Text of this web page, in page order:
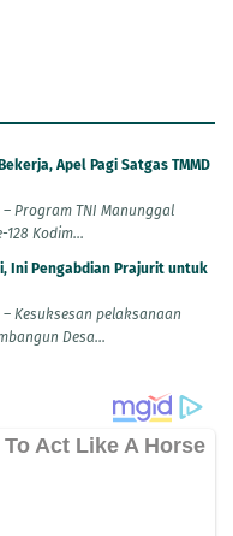
Apel Pagi Satgas TMMD
Program TNI Manunggal
128 Kodim...
Ini Pengabdian Prajurit untuk
Kesuksesan pelaksanaan
Desa...